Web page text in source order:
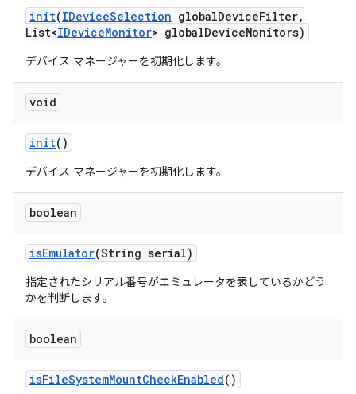
init(IDeviceSelection globalDeviceFilter,
List<IDeviceMonitor> globalDeviceMonitors)
デバイス マネージャーを初期化します。
void
init()
デバイス マネージャーを初期化します。
boolean
isEmulator(String serial)
指定されたシリアル番号がエミュレータを表しているかどう
かを判断します。
boolean
isFileSystemMountCheckEnabled()